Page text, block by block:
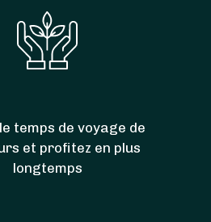
temps de voyage de
et profitez en plus
longtemps